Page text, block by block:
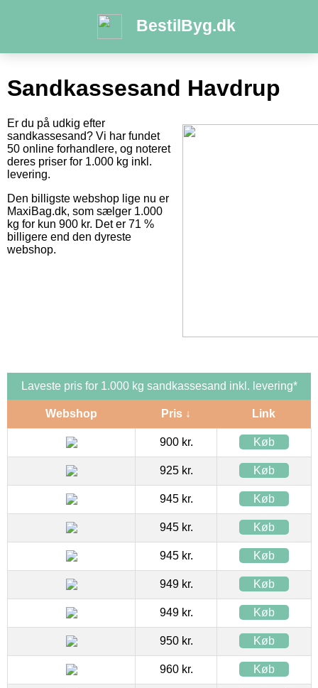
BestilByg.dk
Sandkassesand Havdrup
Er du på udkig efter
sandkassesand? Vi har fundet
50 online forhandlere, og noteret
deres priser for 1.000 kg inkl.
levering.
Den billigste webshop lige nu er
MaxiBag.dk, som sælger 1.000
kg for kun 900 kr. Det er 71 %
billigere end den dyreste
webshop.
Laveste pris for 1.000 kg sandkassesand inkl. levering*
Webshop Pris ↓ Link
900 kr. Køb
925 kr. Køb
945 kr. Køb
945 kr. Køb
945 kr. Køb
949 kr. Køb
949 kr. Køb
950 kr. Køb
960 kr. Køb